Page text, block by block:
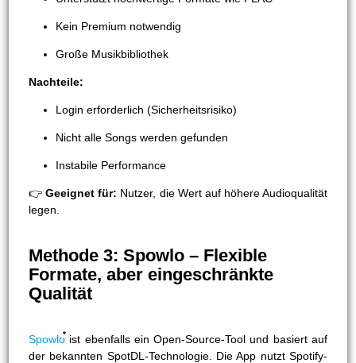
Kein Premium notwendig
Große Musikbibliothek
Nachteile:
Login erforderlich (Sicherheitsrisiko)
Nicht alle Songs werden gefunden
Instabile Performance
👉Geeignet für: Nutzer, die Wert auf höhere Audioqualität
legen.
Methode 3: Spowlo – Flexible
Formate, aber eingeschränkte
Qualität
Spowloist ebenfalls ein Open-Source-Tool und basiert auf
der bekannten SpotDL-Technologie. Die App nutzt Spotify-